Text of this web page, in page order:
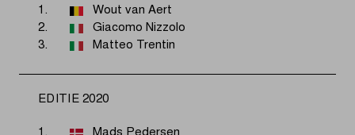
1.
Wout van Aert
2.
Giacomo Nizzolo
3.
Matteo Trentin
EDITIE 2020